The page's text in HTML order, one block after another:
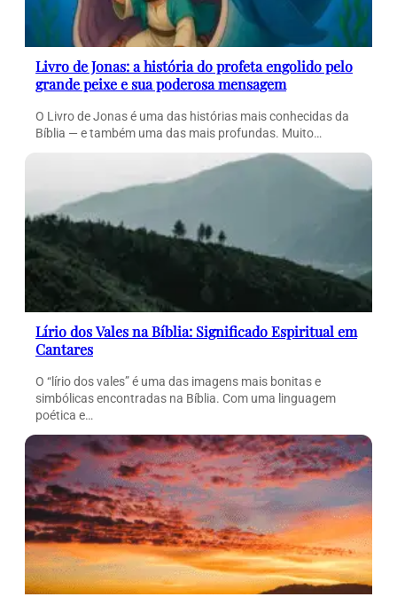
Livro de Jonas: a história do profeta engolido pelo
grande peixe e sua poderosa mensagem
O Livro de Jonas é uma das histórias mais conhecidas da
Bíblia — e também uma das mais profundas. Muito…
Lírio dos Vales na Bíblia: Significado Espiritual em
Cantares
O “lírio dos vales” é uma das imagens mais bonitas e
simbólicas encontradas na Bíblia. Com uma linguagem
poética e…